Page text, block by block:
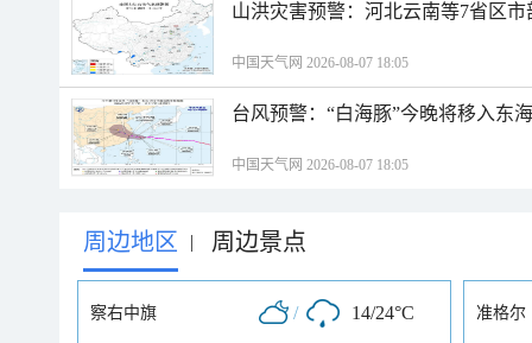
山洪灾害预警：河北云南等7省区
中国天气网 2026-08-07 18:05
台风预警：“白海豚”今晚将移入东
中国天气网 2026-08-07 18:05
周边地区 | 周边景点
察右中旗 / 14/24°C 准格尔